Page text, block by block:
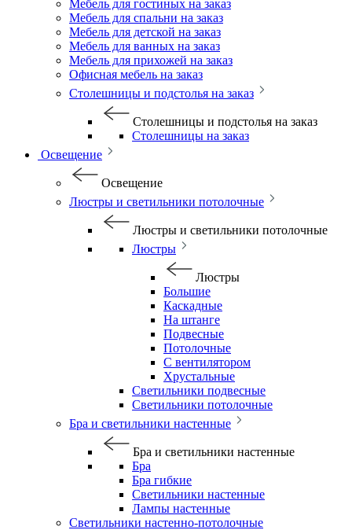
Мебель для гостиных на заказ
Мебель для спальни на заказ
Мебель для детской на заказ
Мебель для ванных на заказ
Мебель для прихожей на заказ
Офисная мебель на заказ
Столешницы и подстолья на заказ
Столешницы и подстолья на заказ
Столешницы на заказ
Освещение
Освещение
Люстры и светильники потолочные
Люстры и светильники потолочные
Люстры
Люстры
Большие
Каскадные
На штанге
Подвесные
Потолочные
С вентилятором
Хрустальные
Светильники подвесные
Светильники потолочные
Бра и светильники настенные
Бра и светильники настенные
Бра
Бра гибкие
Светильники настенные
Лампы настенные
Светильники настенно-потолочные